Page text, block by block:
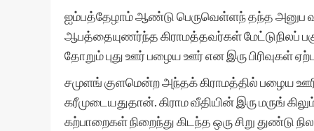
ஐம்பத்தேழாம் ஆண்டு பெருவெள்ளந் தந்த அனுப
ஆபத்தையுணர்ந்த கிராமத்தவர்கள் மேட்டுநிலப்
தோறும் புது ஊர் பழைய ஊர் என இரு பிரிவுகள்
சமுளங் குளமென்ற அந்தக் கிராமத்தில் பழைய
கரீமுடையதுதான். கிராம வீதியின் இரு மருங்
கற்பாறைகள் நிறைந்து கிடந்த ஒரு சிறு துண்டு